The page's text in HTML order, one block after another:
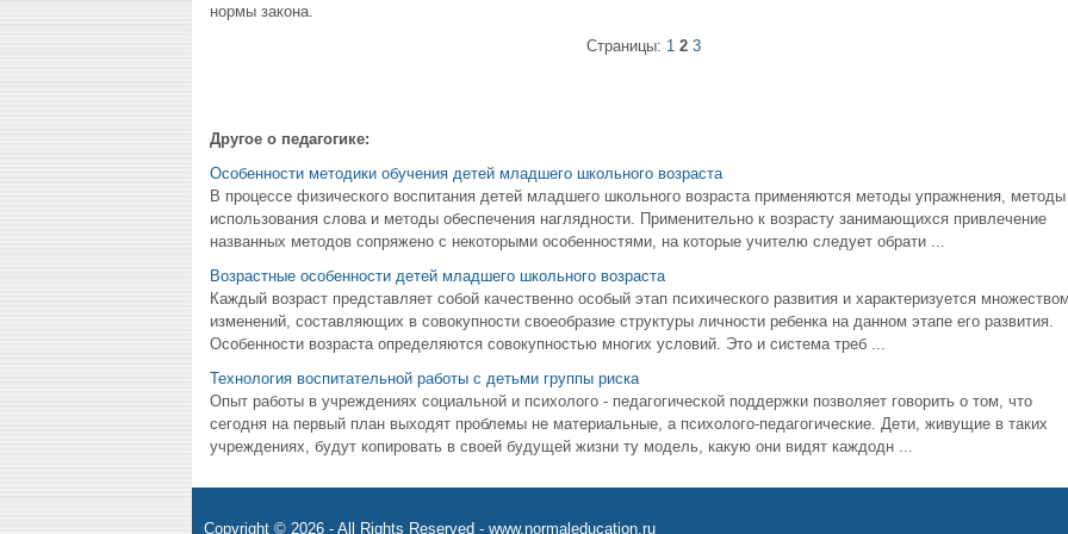
нормы закона.
Страницы: 1 2 3
Другое о педагогике:
Особенности методики обучения детей младшего школьного возраста
В процессе физического воспитания детей младшего школьного возраста применяются методы упражнения, методы
использования слова и методы обеспечения наглядности. Применительно к возрасту занимающихся привлечение
названных методов сопряжено с некоторыми особенностями, на которые учителю следует обрати ...
Возрастные особенности детей младшего школьного возраста
Каждый возраст представляет собой качественно особый этап психического развития и характеризуется
изменений, составляющих в совокупности своеобразие структуры личности ребенка на данном этапе его развития.
Особенности возраста определяются совокупностью многих условий. Это и система треб ...
Технология воспитательной работы с детьми группы риска
Опыт работы в учреждениях социальной и психолого - педагогической поддержки позволяет говорить о том, что
сегодня на первый план выходят проблемы не материальные, а психолого-педагогические. Дети, живущие в таких
учреждениях, будут копировать в своей будущей жизни ту модель, какую они видят каждодн ...
Copyright © 2026 - All Rights Reserved - www.normaleducation.ru